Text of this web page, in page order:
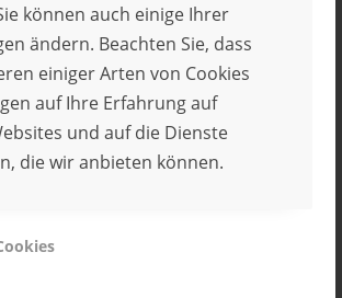
können auch einige Ihrer
ändern. Beachten Sie, dass
einiger Arten von Cookies
auf Ihre Erfahrung auf
und auf die Dienste
die wir anbieten können.
enthält Links zu externen Websites
Inhalte wir keinen Einfluss
können wir für diese fremden
Gewahr übernehmen. Für die
Seiten wurden zum Zeitpunkt der